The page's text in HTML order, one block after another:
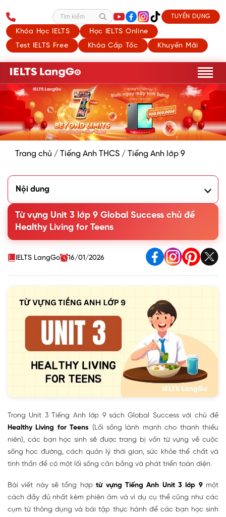
Khóa Học IELTS
Học IELTS Online
Test IELTS Free
Khóa Cấp Tốc Khuyến Mãi
Tìm kiếm TUYỂN DỤNG
Trang chủ / Tiếng Anh THCS / Tiếng Anh lớp 9
Nội dung
2. Các cụm từ vựng theo chủ đề Unit 3 lớp 9
3. Bài tập từ vựng Unit 3 lớp 9 chủ đề Healthy Living for
Teens
Từ vựng Unit 3 lớp 9 Global Success chủ đề
Healthy Living for Teens
IELTS LangGo 16/01/2026
Trong Unit 3 Tiếng Anh lớp 9 sách Global Success với chủ đề
Healthy Living for Teens (Lối sống lành mạnh cho thanh thiếu
niên), các bạn học sinh sẽ được trang bị vốn từ vựng về cuộc
sống học đường, cách quản lý thời gian, sức khỏe thể chất và
tinh thần để có một lối sống cân bằng và phát triển toàn diện.
Bài viết này sẽ tổng hợptừ vựng Tiếng Anh Unit 3 lớp 9một
cách đầy đủ nhất kèm phiên âm và ví dụ cụ thể cũng như các
cụm từ thông dụng và bài tập thực hành để các bạn học sinh